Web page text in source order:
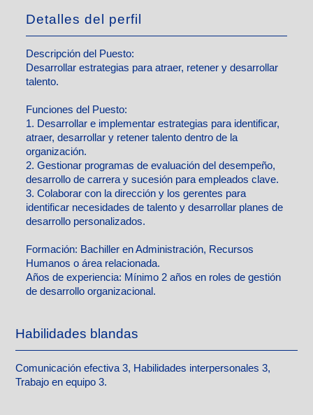
Detalles del perfil
Descripción del Puesto:
Desarrollar estrategias para atraer, retener y desarrollar
talento.
Funciones del Puesto:
1. Desarrollar e implementar estrategias para identificar,
atraer, desarrollar y retener talento dentro de la
organización.
2. Gestionar programas de evaluación del desempeño,
desarrollo de carrera y sucesión para empleados clave.
3. Colaborar con la dirección y los gerentes para
identificar necesidades de talento y desarrollar planes de
desarrollo personalizados.
Formación: Bachiller en Administración, Recursos
Humanos o área relacionada.
Años de experiencia: Mínimo 2 años en roles de gestión
de desarrollo organizacional.
Habilidades blandas
Comunicación efectiva 3, Habilidades interpersonales 3,
Trabajo en equipo 3.